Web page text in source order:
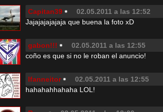
Capitan39 02.05.2011 a las 12:52
Jajajajajajaja que buena la foto xD
gabon!!! 02.05.2011 a las 12:55
coño es que si no le roban el anuncio!
Ifanneitor 02.05.2011 a las 12:55
hahahahhahaha LOL!